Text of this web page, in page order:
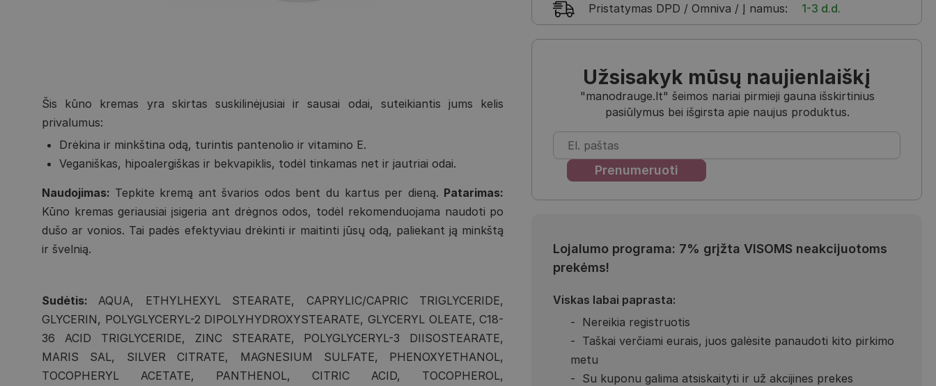
Pristatymas DPD / Omniva / Į namus: 1-3 d.d.
Užsisakyk mūsų naujienlaiškį
"manodrauge.lt" šeimos nariai pirmieji gauna išskirtinius
pasiūlymus bei išgirsta apie naujus produktus.
Lojalumo programa: 7% grįžta VISOMS neakcijuotoms
prekėms!
Viskas labai paprasta:
Nereikia registruotis
Taškai verčiami eurais, juos galėsite panaudoti kito pirkimo
metu
Su kuponu galima atsiskaityti ir už akcijines prekes
Šis kūno kremas yra skirtas suskilinėjusiai ir sausai odai, suteikiantis jums kelis
privalumus:
Drėkina ir minkština odą, turintis pantenolio ir vitamino E.
Veganiškas, hipoalergiškas ir bekvapiklis, todėl tinkamas net ir jautriai odai.
Naudojimas: Tepkite kremą ant švarios odos bent du kartus per dieną. Patarimas:
Kūno kremas geriausiai įsigeria ant drėgnos odos, todėl rekomenduojama naudoti po
dušo ar vonios. Tai padės efektyviau drėkinti ir maitinti jūsų odą, paliekant ją minkštą
ir švelnią.
Sudėtis: AQUA, ETHYLHEXYL STEARATE, CAPRYLIC/CAPRIC TRIGLYCERIDE,
GLYCERIN, POLYGLYCERYL-2 DIPOLYHYDROXYSTEARATE, GLYCERYL OLEATE, C18-
36 ACID TRIGLYCERIDE, ZINC STEARATE, POLYGLYCERYL-3 DIISOSTEARATE,
MARIS SAL, SILVER CITRATE, MAGNESIUM SULFATE, PHENOXYETHANOL,
TOCOPHERYL ACETATE, PANTHENOL, CITRIC ACID, TOCOPHEROL,